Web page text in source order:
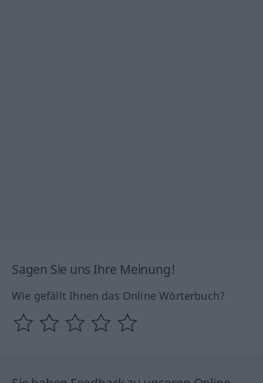
Sagen Sie uns Ihre Meinung!
Wie gefällt Ihnen das Online Wörterbuch?